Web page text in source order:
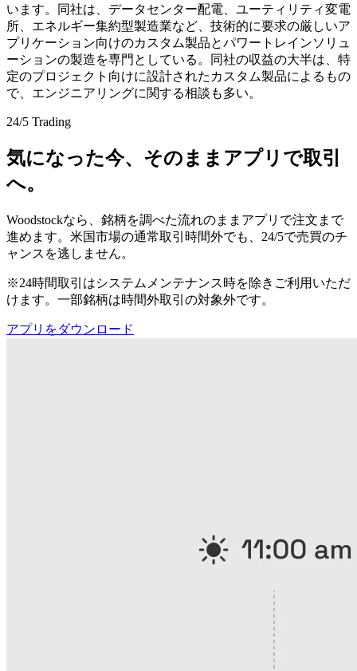
います。同社は、データセンター配電、ユーティリティ変電
所、エネルギー集約型製造業など、技術的に要求の厳しいア
プリケーション向けのカスタム製品とパワートレインソリュ
ーションの製造を専門としている。同社の収益の大半は、特
定のプロジェクト向けに設計されたカスタム製品によるもの
で、エンジニアリングに関する相談も多い。
24/5 Trading
気になった今、そのままアプリで取引
へ。
Woodstockなら、銘柄を調べた流れのままアプリで注文まで
進めます。米国市場の通常取引時間外でも、24/5で売買のチ
ャンスを逃しません。
※24時間取引はシステムメンテナンス時を除きご利用いただ
けます。一部銘柄は時間外取引の対象外です。
アプリをダウンロード